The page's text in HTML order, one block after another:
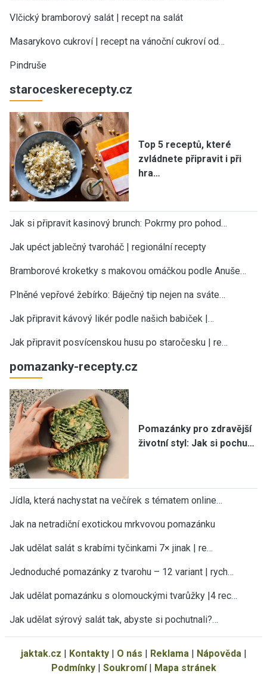
Vlčický bramborový salát | recept na salát
Masarykovo cukroví | recept na vánoční cukroví od…
Pindruše
staroceskerecepty.cz
Top 5 receptů, které
zvládnete připravit i při
hra…
Jak si připravit kasinový brunch: Pokrmy pro pohod…
Jak upéct jablečný tvaroháč | regionální recepty
Bramborové kroketky s makovou omáčkou podle Anuše…
Plněné vepřové žebírko: Báječný tip nejen na sváte…
Jak připravit kávový likér podle našich babiček |…
Jak připravit posvícenskou husu po staročesku | re…
pomazanky-recepty.cz
Pomazánky pro zdravější
životní styl: Jak si pochu…
Jídla, která nachystat na večírek s tématem online…
Jak na netradiční exotickou mrkvovou pomazánku
Jak udělat salát s krabími tyčinkami 7× jinak | re…
Jednoduché pomazánky z tvarohu – 12 variant | rych…
Jak udělat pomazánku s olomouckými tvarůžky |4 rec…
Jak udělat sýrový salát tak, abyste si pochutnali?…
jaktak.cz | Kontakty| O nás | Reklama | Nápověda |
Podmínky| Soukromí| Mapa stránek